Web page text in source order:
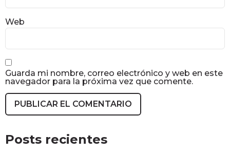
Web
Guarda mi nombre, correo electrónico y web en este
navegador para la próxima vez que comente.
Posts recientes